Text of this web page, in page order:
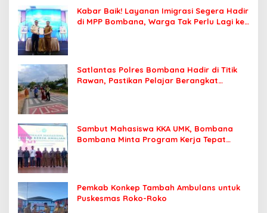
Kabar Baik! Layanan Imigrasi Segera Hadir
di MPP Bombana, Warga Tak Perlu Lagi ke
Satlantas Polres Bombana Hadir di Titik
Rawan, Pastikan Pelajar Berangkat
Sambut Mahasiswa KKA UMK, Bombana
Bombana Minta Program Kerja Tepat
Pemkab Konkep Tambah Ambulans untuk
Puskesmas Roko-Roko